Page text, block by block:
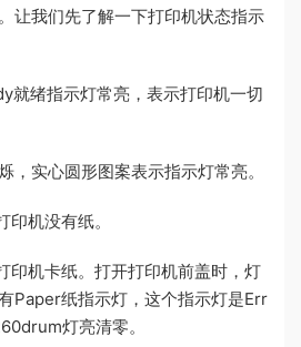
让我们先了解一下打印机状态指示
就绪指示灯常亮，表示打印机一切
，实心圆形图案表示指示灯常亮。
机没有纸。
印机卡纸。打开打印机前盖时，灯
Paper纸指示灯，这个指示灯是Err
灯亮清零。